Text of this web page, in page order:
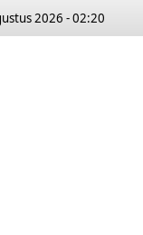
2026 - 02:20